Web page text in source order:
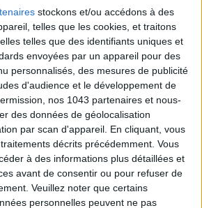
stockons et/ou accédons à des
telles que les cookies, et traitons
telles que des identifiants uniques et
envoyées par un appareil pour des
personnalisés, des mesures de publicité
d'audience et le développement de
nos 1043 partenaires et nous-
des données de géolocalisation
par scan d'appareil. En cliquant, vous
décrits précédemment. Vous
à des informations plus détaillées et
avant de consentir ou pour refuser de
Veuillez noter que certains
personnelles peuvent ne pas
SNEAKERS STARS DE L’ÉTÉ